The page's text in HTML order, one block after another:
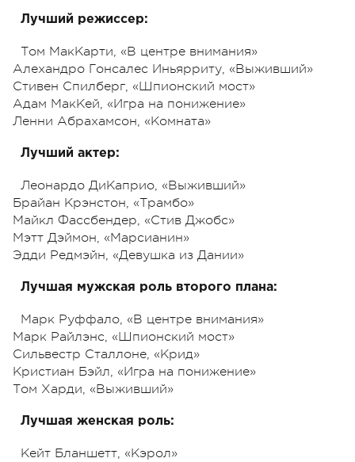
Лучший режиссер:
Том МакКарти, «В центре внимания»
Алехандро Гонсалес Иньярриту, «Выживший»
Стивен Спилберг, «Шпионский мост»
Адам МакКей, «Игра на понижение»
Ленни Абрахамсон, «Комната»
Лучший актер:
Леонардо ДиКаприо, «Выживший»
Брайан Крэнстон, «Трамбо»
Майкл Фассбендер, «Стив Джобс»
Мэтт Дэймон, «Марсианин»
Эдди Редмэйн, «Девушка из Дании»
Лучшая мужская роль второго плана:
Марк Руффало, «В центре внимания»
Марк Райлэнс, «Шпионский мост»
Сильвестр Сталлоне, «Крид»
Кристиан Бэйл, «Игра на понижение»
Том Харди, «Выживший»
Лучшая женская роль:
Кейт Бланшетт, «Кэрол»